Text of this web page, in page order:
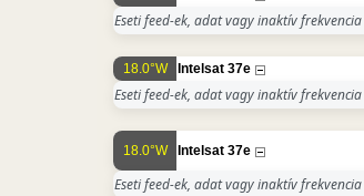
Eseti feed-ek, adat vagy inaktív frekvencia
18.0°W Intelsat 37e
Eseti feed-ek, adat vagy inaktív frekvencia
18.0°W Intelsat 37e
Eseti feed-ek, adat vagy inaktív frekvencia